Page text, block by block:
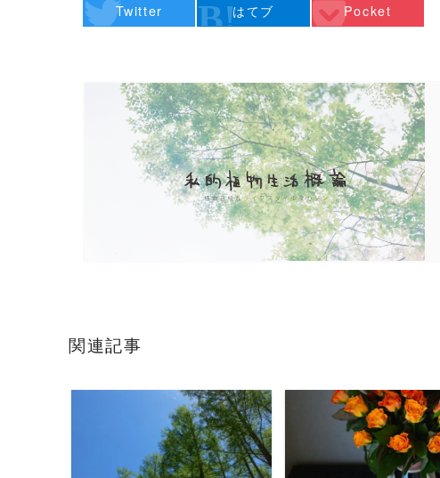
Twitter はてブ Pocket
関連記事
READ MORE READ MORE